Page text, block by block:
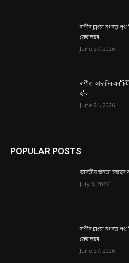
ৰাণীৰ চাংমা নগৰত
মেঘালয়ৰ
June 27, 2026
ৰাণীত আদানিৰ
হ’ব
June 24, 2026
POPULAR POSTS
ভাৰতীয় জনতা মজদুৰ
July 3, 2026
ৰাণীৰ চাংমা নগৰত
মেঘালয়ৰ
June 27, 2026